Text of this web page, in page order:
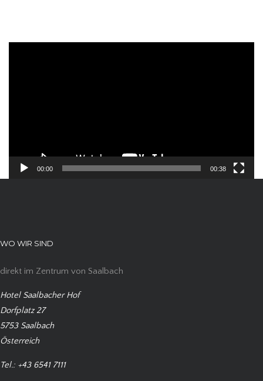
00:00 00:38
WO WIR SIND
direkt im Zentrum von Saalbach
Hotel Saalbacher Hof
Dorfplatz 27
5753 Saalbach
Österreich
Tel.: +43 6541 7111